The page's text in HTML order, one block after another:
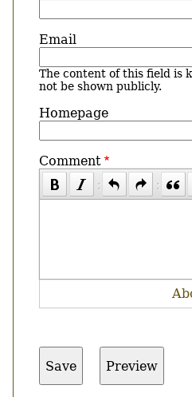
Email
The content of this field is
not be shown publicly.
Homepage
Comment